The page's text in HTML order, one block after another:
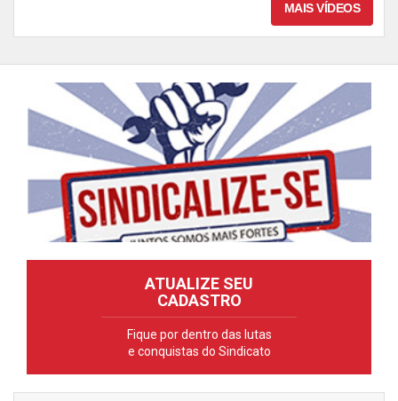
MAIS VÍDEOS
ATUALIZE SEU
CADASTRO
Fique por dentro das lutas
e conquistas do Sindicato